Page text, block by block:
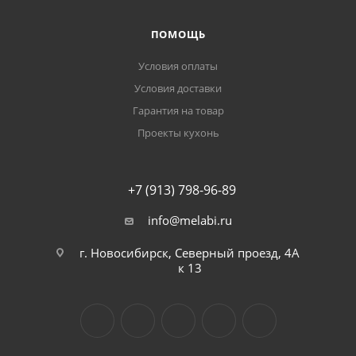
ПОМОЩЬ
Условия оплаты
Условия доставки
Гарантия на товар
Проекты кухонь
+7 (913) 798-96-89
info@melabi.ru
г. Новосибирск, Северный проезд, 4А
к 13